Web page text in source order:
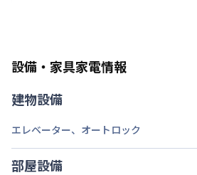
約が入っていなければ、ご対応
い。期間の変更がある場合は、で
設備・家具家電情報
建物設備
エレベーター、 オートロック
部屋設備